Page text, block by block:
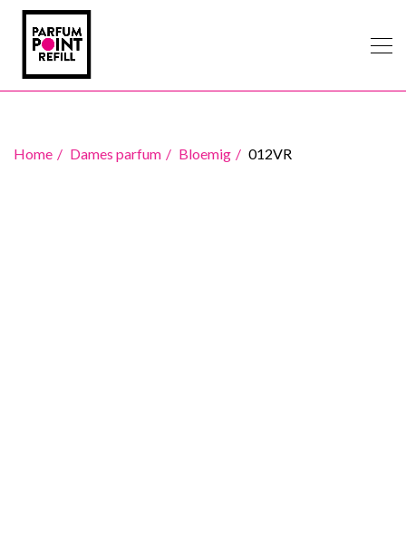
Home Dames parfum Bloemig 012VR